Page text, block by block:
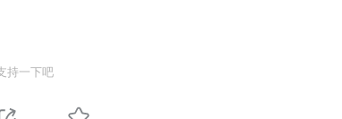
持一下吧